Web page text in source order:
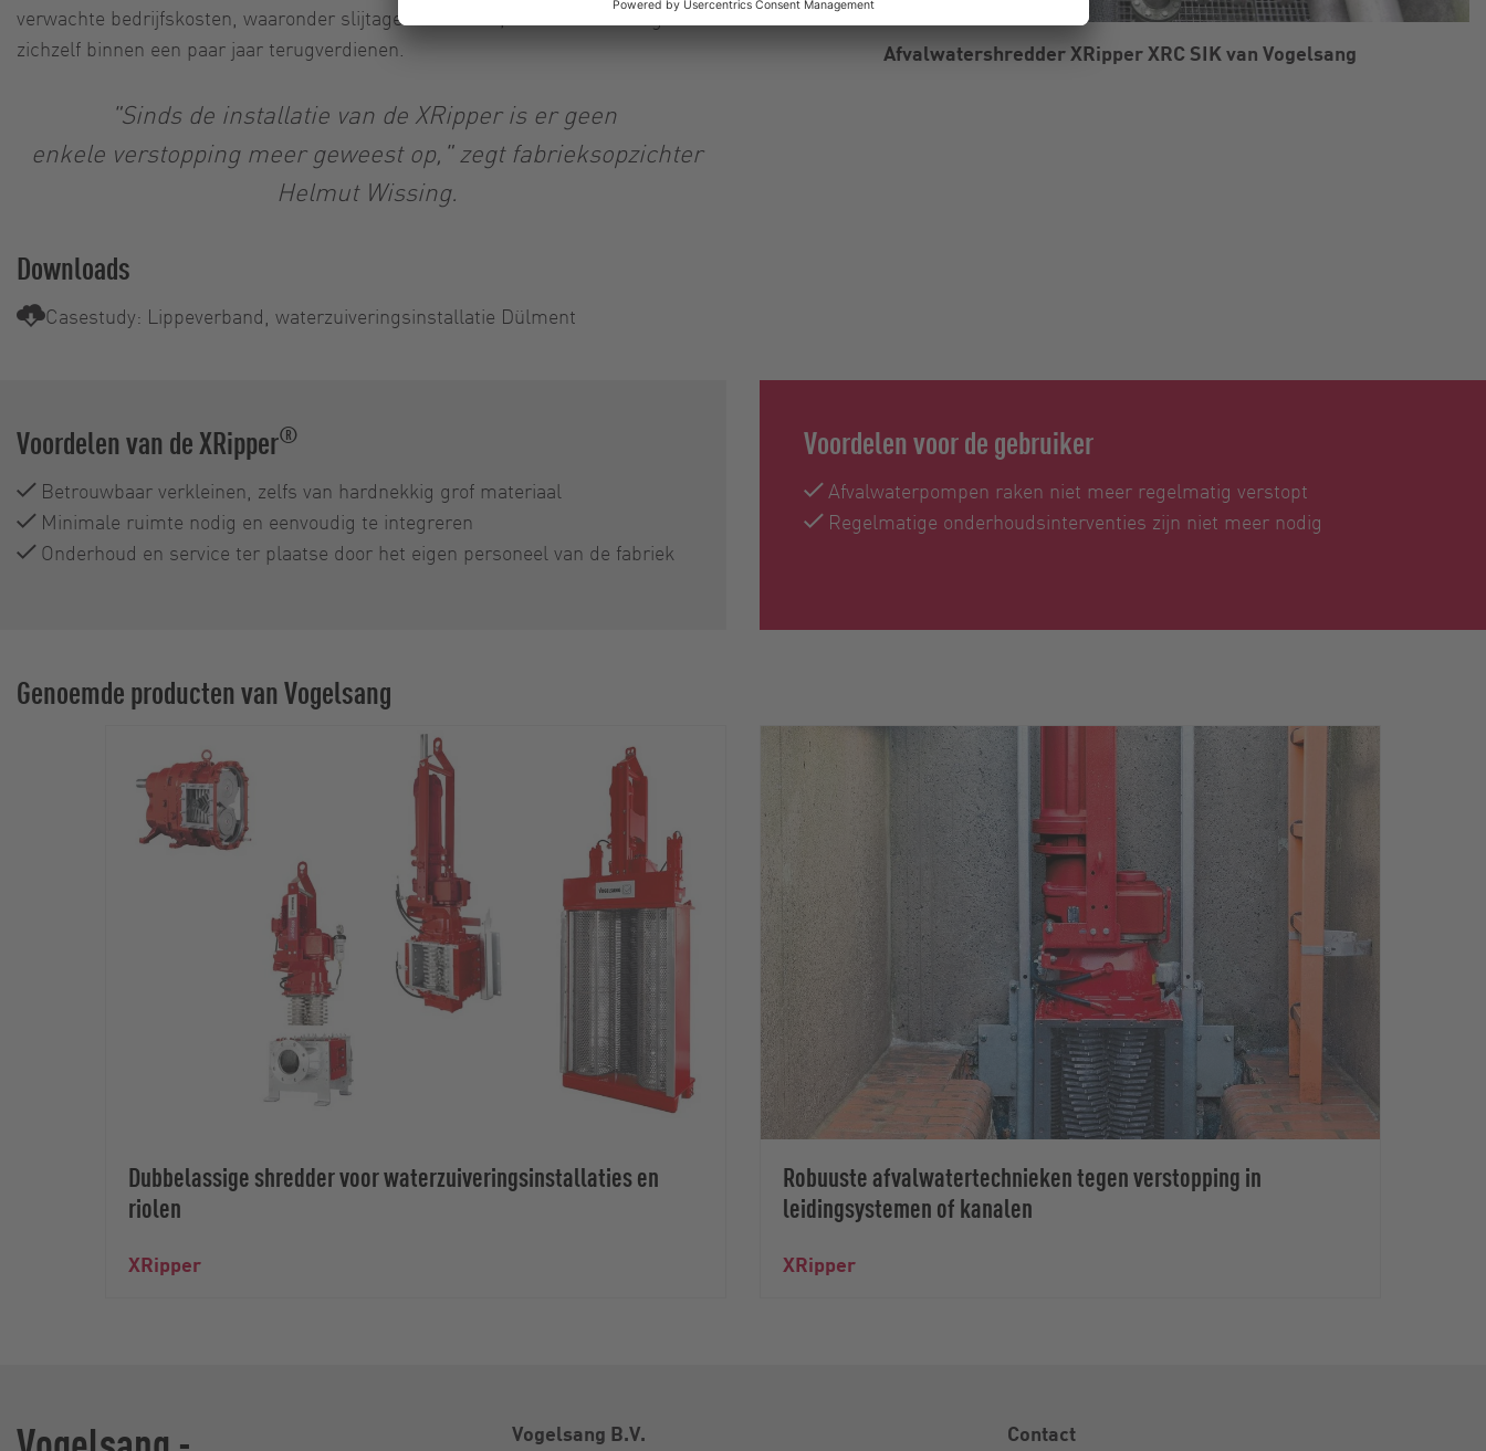
verwachte bedrijfskosten, waaronder slijtageonderdelen, zal de investering
zichzelf binnen een paar jaar terugverdienen.
"Sinds de installatie van de XRipper is er geen
enkele verstopping meer geweest op," zegt fabrieksopzichter
Helmut Wissing.
Downloads
Casestudy: Lippeverband, waterzuiveringsinstallatie Dülment
Afvalwatershredder XRipper XRC SIK van Vogelsang
Voordelen van de XRipper®
Betrouwbaar verkleinen, zelfs van hardnekkig grof materiaal
Minimale ruimte nodig en eenvoudig te integreren
Onderhoud en service ter plaatse door het eigen personeel van de fabriek
Voordelen voor de gebruiker
Afvalwaterpompen raken niet meer regelmatig verstopt
Regelmatige onderhoudsinterventies zijn niet meer nodig
Genoemde producten van Vogelsang
Dubbelassige shredder voor waterzuiveringsinstallaties en
riolen
XRipper
Robuuste afvalwatertechnieken tegen verstopping in
leidingsystemen of kanalen
XRipper
Vogelsang B.V.
Contact